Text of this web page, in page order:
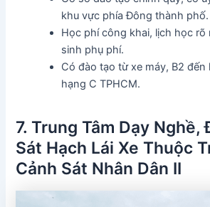
khu vực phía Đông thành phố.
Học phí công khai, lịch học
sinh phụ phí.
Có đào tạo từ xe máy, B2 đến
hạng C TPHCM.
7. Trung Tâm Dạy Nghề,
Sát Hạch Lái Xe Thuộc
Cảnh Sát Nhân Dân II